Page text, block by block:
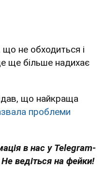
не обходиться і
ще більше надихає
що найкраща
проблеми
в нас у Telegram-
ведіться на фейки!